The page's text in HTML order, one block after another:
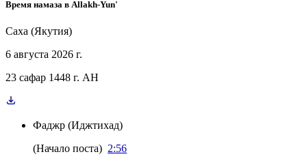
Время намаза в Allakh-Yun'
Саха (Якутия)
6 августа 2026 г.
23 сафар 1448 г. AH
Фаджр (Иджтихад)
(Начало поста) 2:56